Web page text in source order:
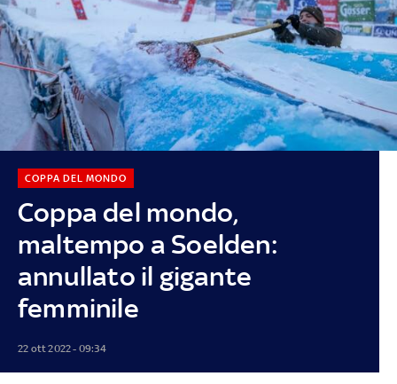
Coppa del mondo,
maltempo a Soelden:
annullato il gigante
femminile
COPPA DEL MONDO
22 ott 2022 - 09:34